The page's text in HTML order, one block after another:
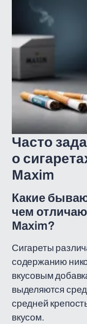
Часто
о
Maxim
Какие
чем
Maxim?
Сигареты
содержанию
вкусовым
выделяются
средней
вкусом.